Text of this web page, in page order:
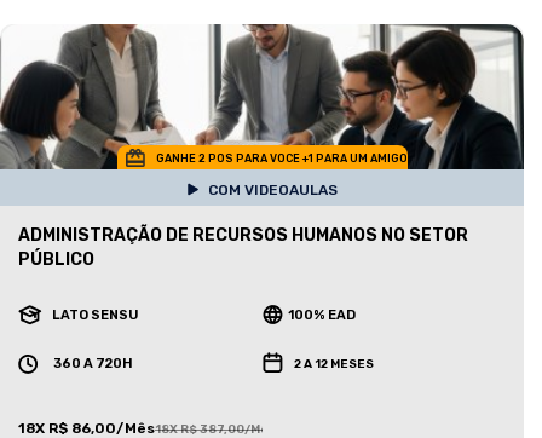
GANHE 2 POS PARA VOCE +1 PARA UM AMIGO
COM VIDEOAULAS
ADMINISTRAÇÃO DE RECURSOS HUMANOS NO SETOR
PÚBLICO
LATO SENSU 100% EAD
360 A 720H 2 A 12 MESES
18X R$ 86,00/Mês18X R$ 387,00/Mês